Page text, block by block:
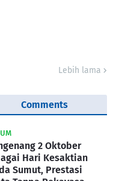
Lebih lama
Comments
2 Oktober
Hari Kesaktian
Sumut, Prestasi